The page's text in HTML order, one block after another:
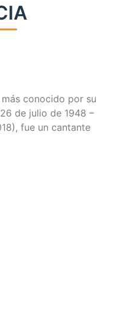
conocido por su
de julio de 1948 –
fue un cantante